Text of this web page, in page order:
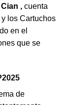
, cuenta
los Cartuchos
en el
que se
de